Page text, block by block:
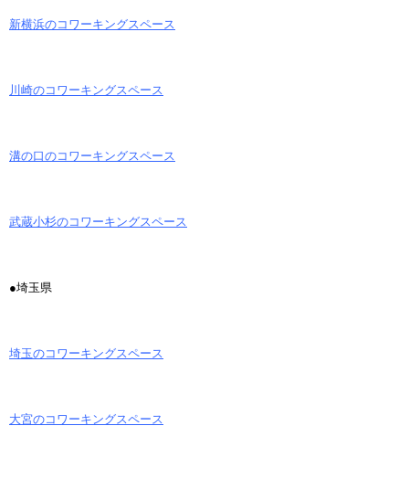
新横浜のコワーキングスペース
川崎のコワーキングスペース
溝の口のコワーキングスペース
武蔵小杉のコワーキングスペース
●埼玉県
埼玉のコワーキングスペース
大宮のコワーキングスペース